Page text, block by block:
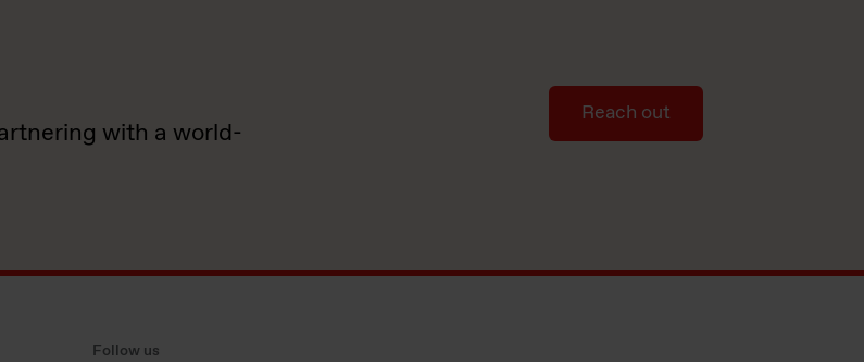
with a world-
Reach out
Follow us